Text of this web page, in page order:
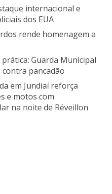
internacional e
dos EUA
rende homenagem a
Guarda Municipal
pancadão
em Jundiaí reforça
e motos com
na noite de Réveillon